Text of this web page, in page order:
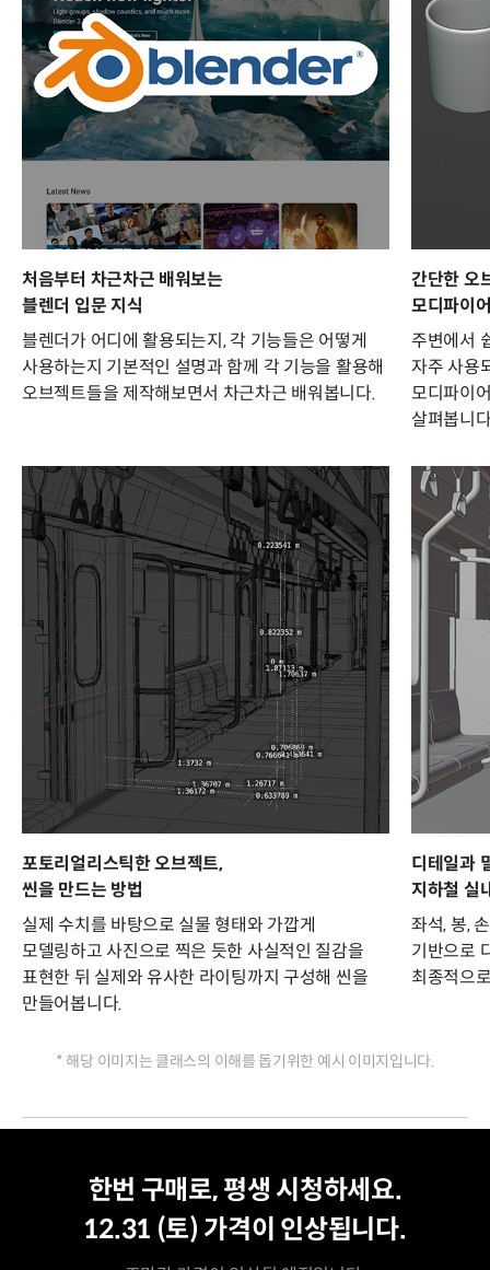
처음부터 차근차근 배워보는
블렌더 입문 지식
블렌더가 어디에 활용되는지, 각 기능들은 어떻게
사용하는지 기본적인 설명과 함께 각 기능을 활용해
오브젝트들을 제작해보면서 차근차근 배워봅니다.
간단한 오
모디파이
주변에서
자주 사용
모디파이
살펴봅니
포토리얼리스틱한 오브젝트,
씬을 만드는 방법
실제 수치를 바탕으로 실물 형태와 가깝게
모델링하고 사진으로 찍은 듯한 사실적인 질감을
표현한 뒤 실제와 유사한 라이팅까지 구성해 씬을
만들어봅니다.
디테일과
지하철 실
좌석, 봉,
기반으로
최종적으
* 해당 이미지는 클래스의 이해를 돕기위한 예시 이미지입니다.
한번 구매로, 평생 시청하세요.
12.31 (토) 가격이 인상됩니다.